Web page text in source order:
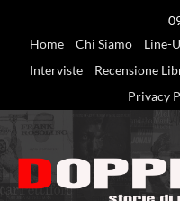
Home
Chi Siamo Line-
Interviste
Recensione
Privacy